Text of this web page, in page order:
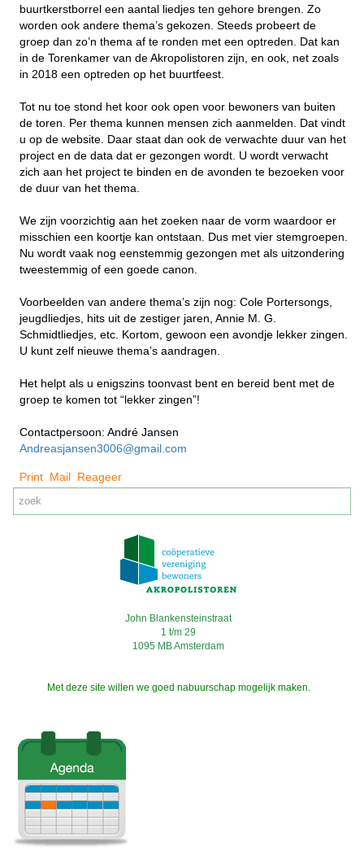
buurtkerstborrel een aantal liedjes ten gehore brengen. Zo
worden ook andere thema’s gekozen. Steeds probeert de
groep dan zo’n thema af te ronden met een optreden. Dat kan
in de Torenkamer van de Akropolistoren zijn, en ook, net zoals
in 2018 een optreden op het buurtfeest.
Tot nu toe stond het koor ook open voor bewoners van buiten
de toren. Per thema kunnen mensen zich aanmelden. Dat vindt
u op de website. Daar staat dan ook de verwachte duur van het
project en de data dat er gezongen wordt. U wordt verwacht
zich aan het project te binden en de avonden te bezoeken voor
de duur van het thema.
We zijn voorzichtig aan het zoeken naar de vorm waardoor er
misschien een koortje kan ontstaan. Dus met vier stemgroepen.
Nu wordt vaak nog eenstemmig gezongen met als uitzondering
tweestemmig of een goede canon.
Voorbeelden van andere thema’s zijn nog: Cole Portersongs,
jeugdliedjes, hits uit de zestiger jaren, Annie M. G.
Schmidtliedjes, etc. Kortom, gewoon een avondje lekker zingen.
U kunt zelf nieuwe thema’s aandragen.
Het helpt als u enigszins toonvast bent en bereid bent met de
groep te komen tot “lekker zingen”!
Contactpersoon: André Jansen
Andreasjansen3006@gmail.com
Print Mail Reageer
John Blankensteinstraat
1 t/m 29
1095 MB Amsterdam
Met deze site willen we goed nabuurschap mogelijk maken.